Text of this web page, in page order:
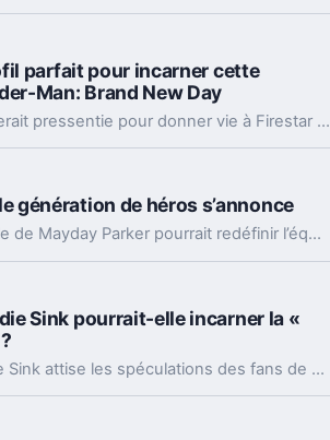
parfait pour incarner cette
Man: Brand New Day
L’actrice Sadie Sink serait pressentie pour donner vie à Firestar au cinéma.
génération de héros s’annonce
L’introduction possible de Mayday Parker pourrait redéfinir l’équilibre du Spider-Verse et du MCU au cinéma.
Sink pourrait-elle incarner la «
La présence de Sadie Sink attise les spéculations des fans de Spider-Man alors que Zendaya n’incarne pas la mythique MJ des comics.